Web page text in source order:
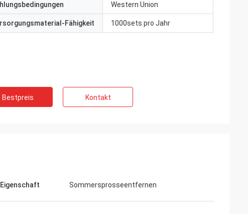
Western Union
Fähigkeit 1000sets pro Jahr
Bestpreis Kontakt
Eigenschaft Sommersprosseentfernen